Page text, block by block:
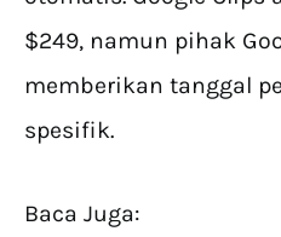
$249, namun pihak
memberikan tanggal
spesifik.
Baca Juga: